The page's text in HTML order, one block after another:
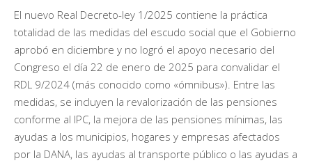
El nuevo Real Decreto-ley 1/2025 contiene la práctica
totalidad de las medidas del escudo social que el Gobierno
aprobó en diciembre y no logró el apoyo necesario del
Congreso el día 22 de enero de 2025 para convalidar el
RDL 9/2024 (más conocido como «ómnibus»). Entre las
medidas, se incluyen la revalorización de las pensiones
conforme al IPC, la mejora de las pensiones mínimas, las
ayudas a los municipios, hogares y empresas afectados
por la DANA, las ayudas al transporte público o las ayudas a